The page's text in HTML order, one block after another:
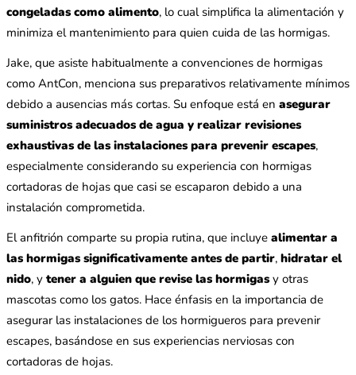
congeladas como alimento, lo cual simplifica la alimentación y
minimiza el mantenimiento para quien cuida de las hormigas.
Jake, que asiste habitualmente a convenciones de hormigas
como AntCon, menciona sus preparativos relativamente mínimos
debido a ausencias más cortas. Su enfoque está en asegurar
suministros adecuados de agua y realizar revisiones
exhaustivas de las instalaciones para prevenir escapes,
especialmente considerando su experiencia con hormigas
cortadoras de hojas que casi se escaparon debido a una
instalación comprometida.
El anfitrión comparte su propia rutina, que incluye alimentar a
las hormigas significativamente antes de partir, hidratar el
nido, ytener a alguien que revise las hormigas y otras
mascotas como los gatos. Hace énfasis en la importancia de
asegurar las instalaciones de los hormigueros para prevenir
escapes, basándose en sus experiencias nerviosas con
cortadoras de hojas.